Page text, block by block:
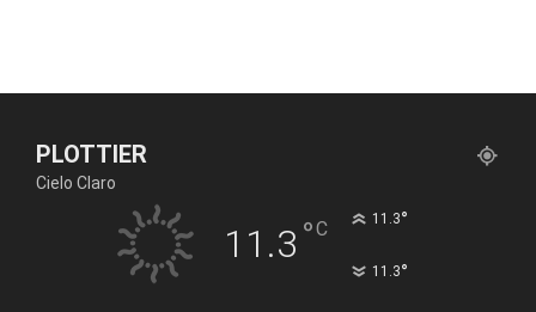
PLOTTIER
Cielo Claro
11.3 °C 11.3°
11.3°